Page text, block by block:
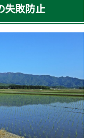
失敗防止